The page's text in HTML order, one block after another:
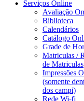
Serviços Online
Avaliação
Biblioteca
Calendários
Catálogo
Grade de
Matriculas /
de Matriculas
Impressões
(somente
dos campi)
Rede Wi-fi